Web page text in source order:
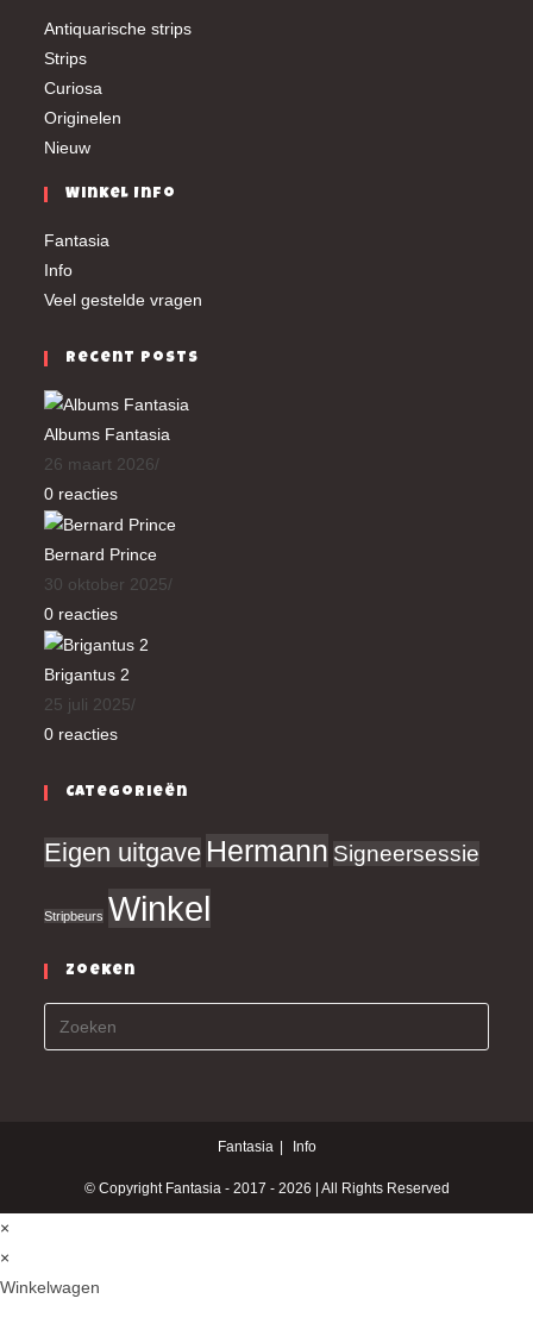
Antiquarische strips
Strips
Curiosa
Originelen
Nieuw
Winkel Info
Fantasia
Info
Veel gestelde vragen
Recent Posts
Albums Fantasia
26 maart 2026/
0 reacties
Bernard Prince
30 oktober 2025/
0 reacties
Brigantus 2
25 juli 2025/
0 reacties
Categorieën
Eigen uitgave Hermann Signeersessie
Stripbeurs Winkel
Zoeken
Fantasia Info
© Copyright Fantasia - 2017 - 2026 | All Rights Reserved
×
×
Winkelwagen